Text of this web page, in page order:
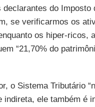
declarantes do
se verificarmos os
os hiper-ricos,
“21,70% do
o Sistema Tributário
indireta, ele também é